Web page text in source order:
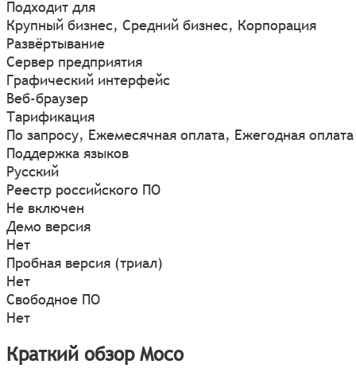
Подходит для
Крупный бизнес, Средний бизнес, Корпорация
Развёртывание
Сервер предприятия
Графический интерфейс
Веб-браузер
Тарификация
По запросу, Ежемесячная оплата, Ежегодная оплата
Поддержка языков
Русский
Реестр российского ПО
Не включен
Демо версия
Нет
Пробная версия (триал)
Нет
Свободное ПО
Нет
Краткий обзор Moco